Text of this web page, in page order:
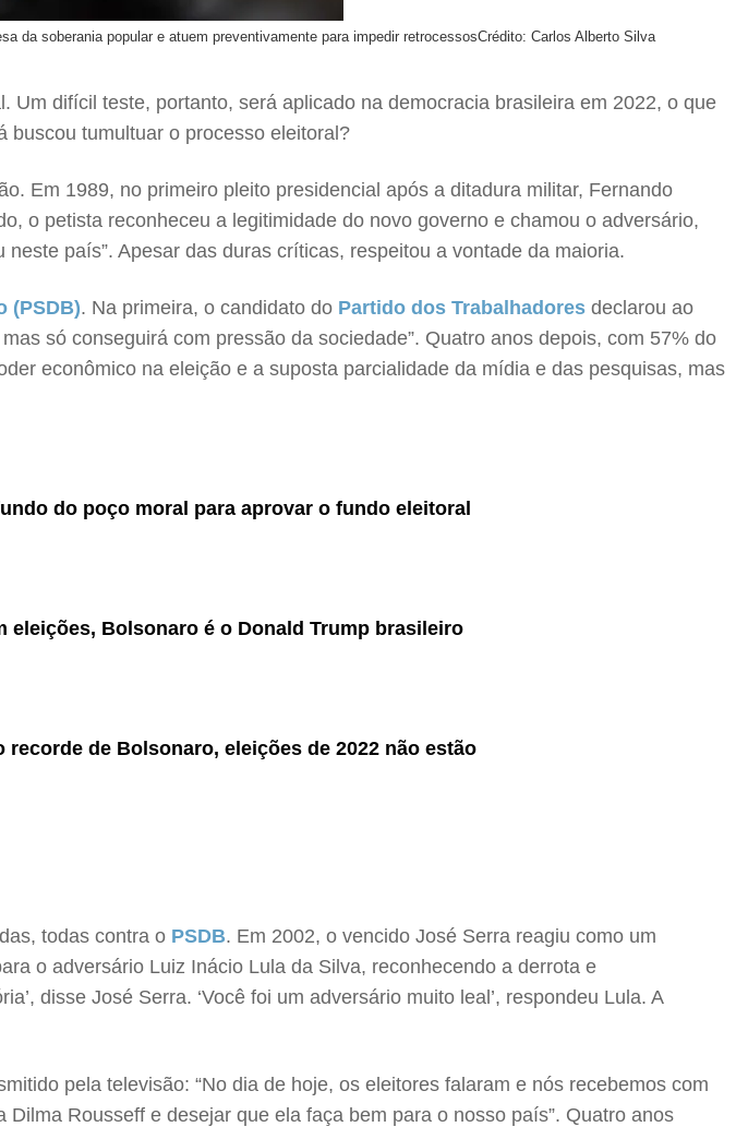
da soberania popular e atuem preventivamente para impedir retrocessosCrédito: Carlos Alberto Silva
Um difícil teste, portanto, será aplicado na democracia brasileira em 2022, o que
buscou tumultuar o processo eleitoral?
Em 1989, no primeiro pleito presidencial após a ditadura militar, Fernando
o petista reconheceu a legitimidade do novo governo e chamou o adversário,
país”. Apesar das duras críticas, respeitou a vontade da maioria.
(PSDB). Na primeira, o candidato do Partido dos Trabalhadores declarou ao
só conseguirá com pressão da sociedade”. Quatro anos depois, com 57% do
econômico na eleição e a suposta parcialidade da mídia e das pesquisas, mas
do poço moral para aprovar o fundo eleitoral
eleições, Bolsonaro é o Donald Trump brasileiro
recorde de Bolsonaro, eleições de 2022 não estão
todas contra o PSDB. Em 2002, o vencido José Serra reagiu como um
o adversário Luiz Inácio Lula da Silva, reconhecendo a derrota e
disse José Serra. ‘Você foi um adversário muito leal’, respondeu Lula. A
pela televisão: “No dia de hoje, os eleitores falaram e nós recebemos com
Rousseff e desejar que ela faça bem para o nosso país”. Quatro anos